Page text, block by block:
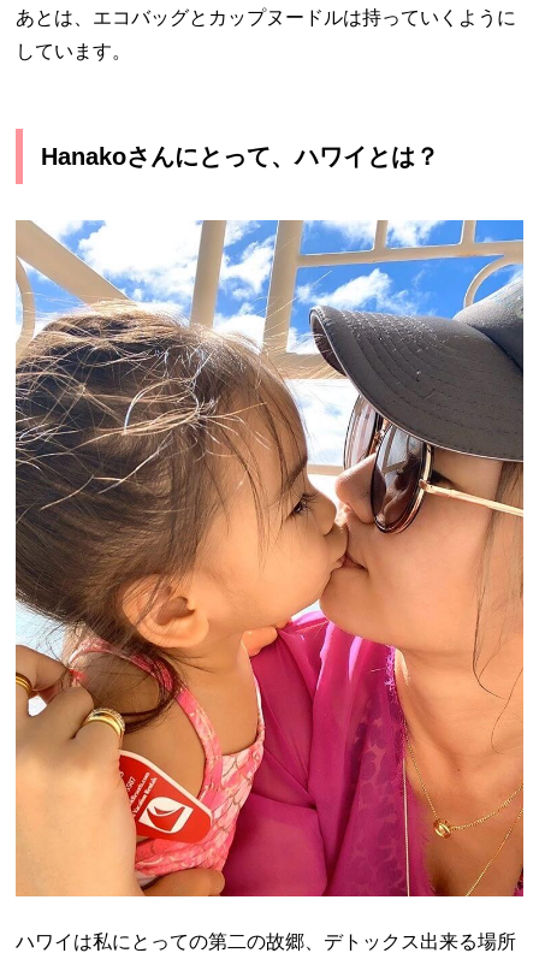
あとは、エコバッグとカップヌードルは持っていくように
しています。
Hanakoさんにとって、ハワイとは？
ハワイは私にとっての第二の故郷、デトックス出来る場所